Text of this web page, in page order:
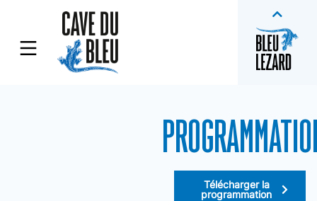
Télécharger la
programmation